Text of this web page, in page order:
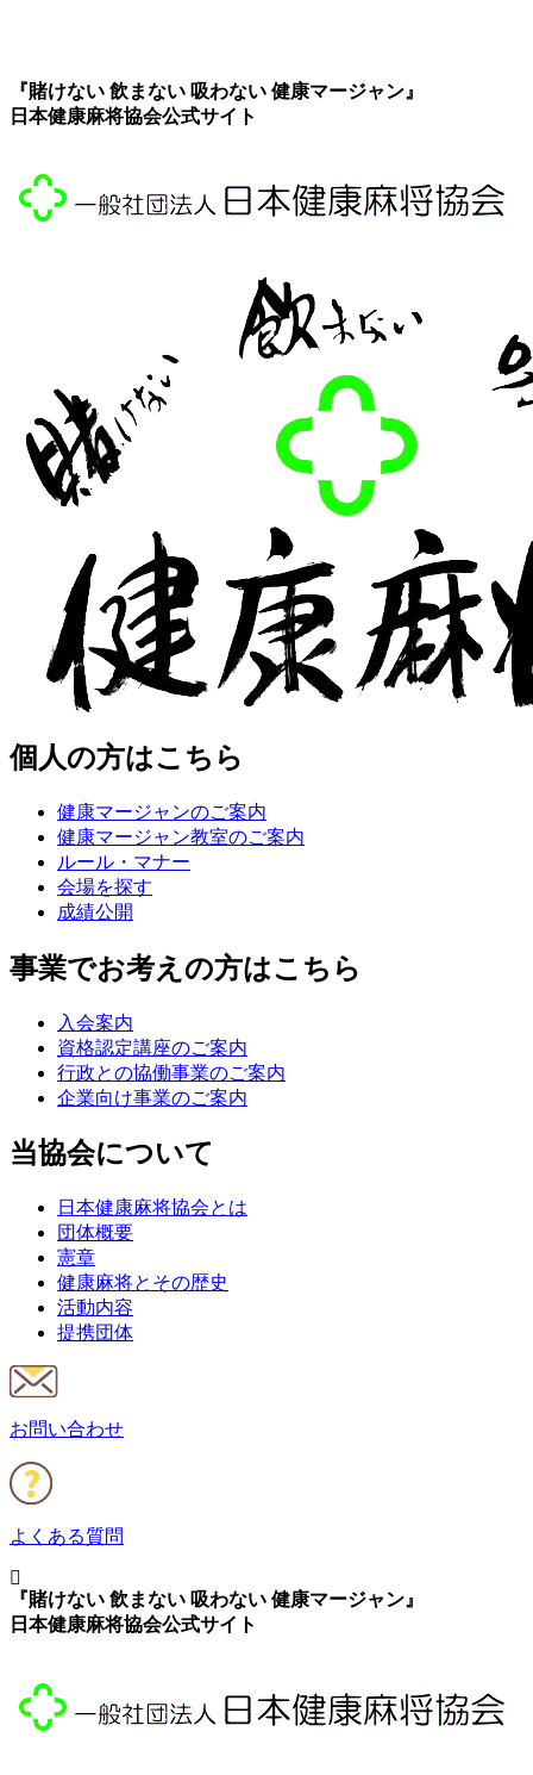
『賭けない 飲まない 吸わない 健康マージャン』
日本健康麻将協会公式サイト
個人の方はこちら
健康マージャンのご案内
健康マージャン教室のご案内
ルール・マナー
会場を探す
成績公開
事業でお考えの方はこちら
入会案内
資格認定講座のご案内
行政との協働事業のご案内
企業向け事業のご案内
当協会について
日本健康麻将協会とは
団体概要
憲章
健康麻将とその歴史
活動内容
提携団体
お問い合わせ
よくある質問
『賭けない 飲まない 吸わない 健康マージャン』
日本健康麻将協会公式サイト